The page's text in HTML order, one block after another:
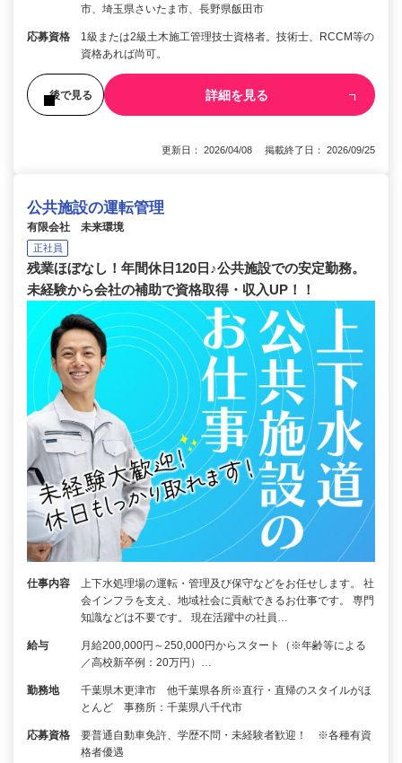
市、埼玉県さいたま市、長野県飯田市
応募資格
1級または2級土木施工管理技士資格者。技術士、RCCM等の
資格あれば尚可。
後で見る 詳細を見る
更新日： 2026/04/08 掲載終了日： 2026/09/25
公共施設の運転管理
有限会社 未来環境
正社員
残業ほぼなし！年間休日120日♪公共施設での安定勤務。
未経験から会社の補助で資格取得・収入UP！！
仕事内容
上下水処理場の運転・管理及び保守などをお任せします。 社
会インフラを支え、地域社会に貢献できるお仕事です。 専門
知識などは不要です。 現在活躍中の社員…
給与
月給200,000円～250,000円からスタート（※年齢等による
／高校新卒例：20万円）…
勤務地
千葉県木更津市 他千葉県各所※直行・直帰のスタイルがほ
とんど 事務所：千葉県八千代市
応募資格
要普通自動車免許、学歴不問・未経験者歓迎！ ※各種有資
格者優遇